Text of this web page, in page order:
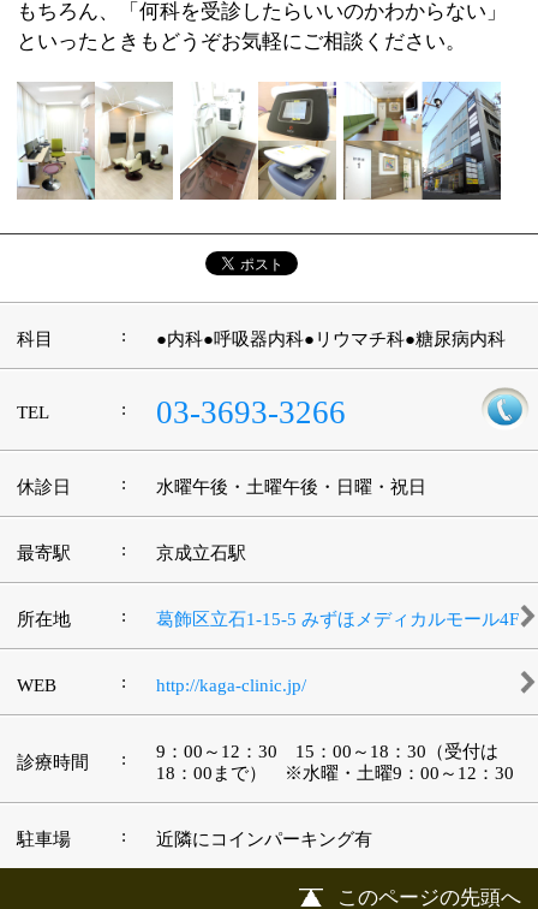
最寄駅 : 京成立石駅
所在地 : 葛飾区立石1-15-5 みずほメディカルモール4F
: http://kaga-clinic.jp/
診療時間 :
9：00～12：30 15：00～18：30（受付は
18：00まで） ※水曜・土曜9：00～12：30
江戸川区時間 江東区時間 墨田区時間